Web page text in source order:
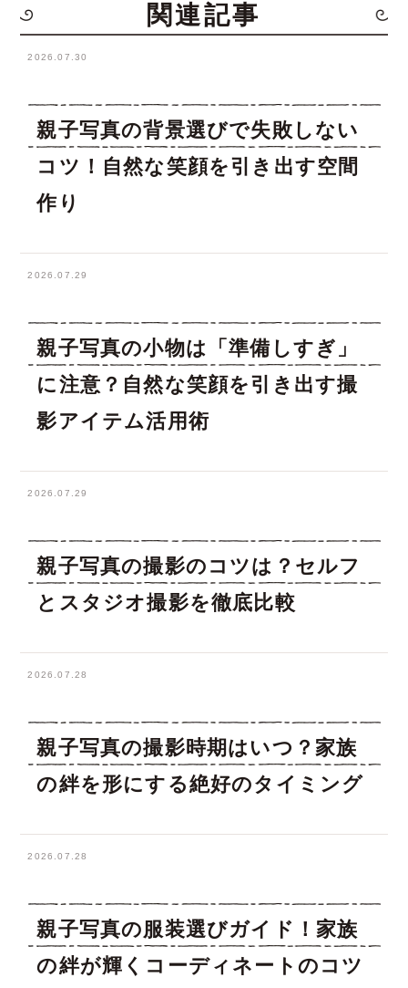
関連記事
2026.07.30
親子写真の背景選びで失敗しない
コツ！自然な笑顔を引き出す空間
作り
2026.07.29
親子写真の小物は「準備しすぎ」
に注意？自然な笑顔を引き出す撮
影アイテム活用術
2026.07.29
親子写真の撮影のコツは？セルフ
とスタジオ撮影を徹底比較
2026.07.28
親子写真の撮影時期はいつ？家族
の絆を形にする絶好のタイミング
2026.07.28
親子写真の服装選びガイド！家族
の絆が輝くコーディネートのコツ